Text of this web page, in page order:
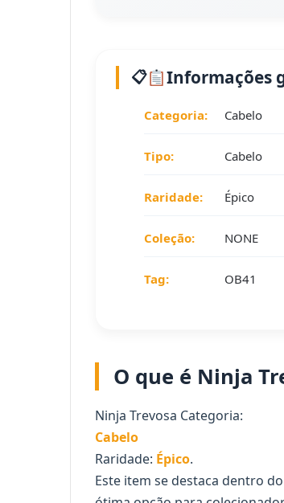
Informações
Categoria: Cabelo
Tipo: Cabelo
Raridade: Épico
Coleção: NONE
Tag: OB41
O que é Ninja
Ninja Trevosa Categoria:
Cabelo
Raridade: Épico.
Este item se destaca dentro